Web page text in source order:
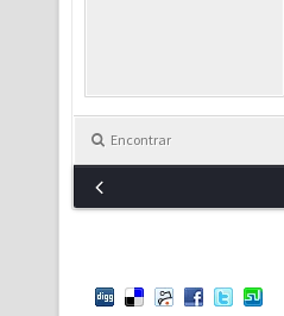
Encontrar